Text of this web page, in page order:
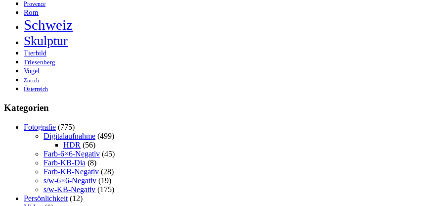
Provence
Rom
Schweiz
Skulptur
Tierbild
Triesenberg
Vogel
Zürich
Österreich
Kategorien
Fotografie (775)
Digitalaufnahme (499)
HDR (56)
Farb-6×6-Negativ (45)
Farb-KB-Dia (8)
Farb-KB-Negativ (28)
s/w-6×6-Negativ (19)
s/w-KB-Negativ (175)
Persönlichkeit (12)